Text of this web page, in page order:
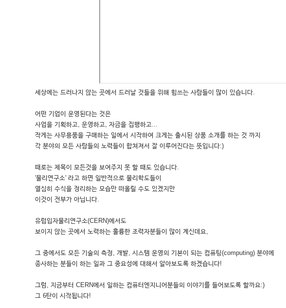
세상에는 드러나지 않는 곳에서 드러날 것들을 위해 힘쓰는 사람들이 많이 있습니다.
어떤 기업이 운영된다는 것은
사업을 기획하고, 운영하고, 자금을 집행하고...
작게는 사무용품을 구매하는 일에서 시작하여 크게는 출시된 상품 소개를 하는 것 까지
각 분야의 모든 사람들의 노력들이 합쳐져서 잘 이루어진다는 뜻입니다:)
때로는 제목이 모든것을 보여주지 못 할 때도 있습니다.
'물리연구소' 라고 하면 일반적으로 물리학도들이
열심히 수식을 정리하는 모습만 떠올릴 수도 있겠지만
이것이 전부가 아닙니다.
유럽입자물리연구소(CERN)에서도
보이지 않는 곳에서 노력하는 훌륭한 조력자분들이 많이 계신데요,
그 중에서도 모든 기술의 측정, 개발, 시스템 운영의 기본이 되는 컴퓨팅(computing) 분야에
종사하는 분들이 하는 일과 그 중요성에 대해서 알아보도록 하겠습니다!
그럼, 지금부터 CERN에서 일하는 컴퓨터엔지니어분들의 이야기를 들어보도록 할까요:)
그 6탄이 시작됩니다!